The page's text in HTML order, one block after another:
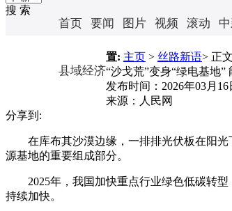
搜 索
首页 要闻 图片 视频 滚动
县域经济
置: 主页 > 丝路新语> 正
“沙戈荒”变身“绿电基地”
发布时间： 2026年03月16
来源： 人民网
分享到:
在库布其沙漠边缘，一排排光伏板在阳光
源基地的重要组成部分。
2025年，我国加快重点行业绿色低碳转型
持续加快。